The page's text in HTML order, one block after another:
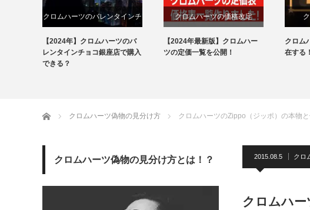
クロムハーツのバレンタインチ
ョコ
【2024年】クロムハーツのバ
レンタインチョコ銀座店で購入
できる？
クロムハーツの価格改定
【2024年最新版】クロムハー
ツの定価一覧を公開！
クロム
在する
ホーム クロムハーツ偽物の見分け方 クロムハーツのZippo（ジッポ）の本物
2015.08.5 クロ
クロムハ
クロムハーツ偽物の見分け方とは！？